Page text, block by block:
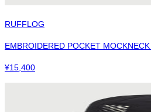
RUFFLOG
EMBROIDERED POCKET
¥15,400